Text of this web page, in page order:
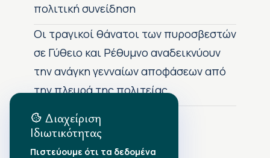
πολιτική συνείδηση
Οι τραγικοί θάνατοι των πυροσβεστών
σε Γύθειο και Ρέθυμνο αναδεικνύουν
την ανάγκη γενναίων αποφάσεων από
την πλευρά της πολιτείας
Αρχείο Δημοσιεύσεων
Διαχείριση
Ιδιωτικότητας
Πιστεύουμε ότι τα δεδομένα